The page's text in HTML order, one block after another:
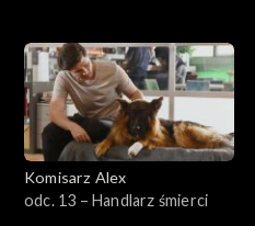
Sezon 24
Sezon 23
Sezon 22
Komisarz Alex
odc. 13 – Handlarz śmierci